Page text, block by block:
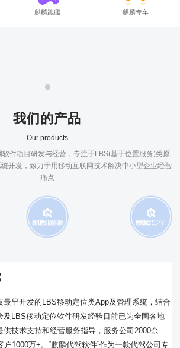
麒麟跑腿 麒麟专车
我们的产品
Our products
件项目研发与经营，专注于LBS(基于位置服务)类原
开发，致力于用移动互联网技术解决中小型企业经营
痛点
最早开发的LBS移动定位类App及管理系统，结合
及LBS移动定位软件研发经验目前已为全国各地
供技术支持和经营服务指导，服务公司2000余
户1000万+。“麒麟代驾软件”作为一款代驾公司专